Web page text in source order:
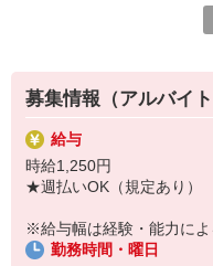
勤務場所やワークスタイル
遠慮なく希望を聞かせて
・医療器具の洗浄や消毒
・シーツ交換やベッドメイキ
・伝票や診療材料等の補充、
・診療補助
・メッセンジャー業務
など
★無資格・未経験OK！未経
募集情報（アルバイ
給与
時給1,250円
★週払いOK（規定あり）
※給与幅は経験・能力によ
勤務時間・曜日